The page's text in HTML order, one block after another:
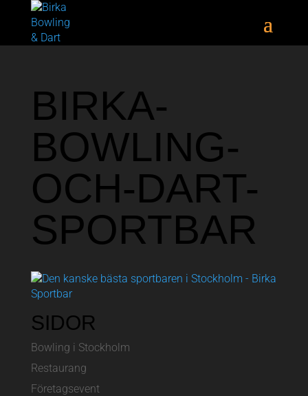
BIRKA-
BOWLING-
OCH-DART-
SPORTBAR
SIDOR
Bowling i Stockholm
Restaurang
Företagsevent